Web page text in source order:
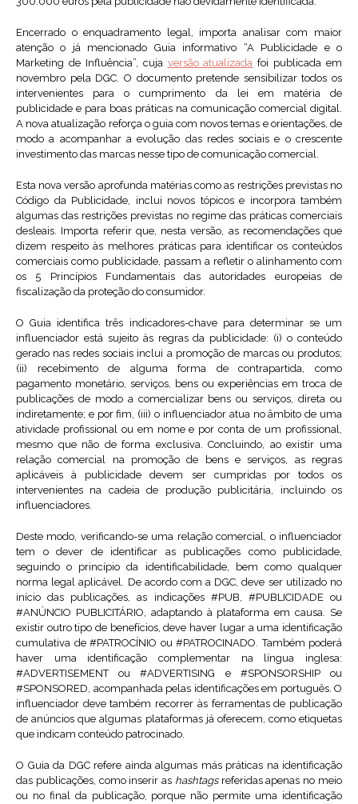
Encerrado o enquadramento legal, importa analisar com maior
atenção o já mencionado Guia informativo “A Publicidade e o
Marketing de Influência”, cuja versão atualizada foi publicada em
novembro pela DGC. O documento pretende sensibilizar todos os
intervenientes para o cumprimento da lei em matéria de
publicidade e para boas práticas na comunicação comercial digital.
A nova atualização reforça o guia com novos temas e orientações, de
modo a acompanhar a evolução das redes sociais e o crescente
investimento das marcas nesse tipo de comunicação comercial.
Esta nova versão aprofunda matérias como as restrições previstas no
Código da Publicidade, inclui novos tópicos e incorpora também
algumas das restrições previstas no regime das práticas comerciais
desleais. Importa referir que, nesta versão, as recomendações que
dizem respeito às melhores práticas para identificar os conteúdos
comerciais como publicidade, passam a refletir o alinhamento com
os 5 Princípios Fundamentais das autoridades europeias de
fiscalização da proteção do consumidor.
O Guia identifica três indicadores-chave para determinar se um
influenciador está sujeito às regras da publicidade: (i) o conteúdo
gerado nas redes sociais inclui a promoção de marcas ou produtos;
(ii) recebimento de alguma forma de contrapartida, como
pagamento monetário, serviços, bens ou experiências em troca de
publicações de modo a comercializar bens ou serviços, direta ou
indiretamente; e por fim, (iii) o influenciador atua no âmbito de uma
atividade profissional ou em nome e por conta de um profissional,
mesmo que não de forma exclusiva. Concluindo, ao existir uma
relação comercial na promoção de bens e serviços, as regras
aplicáveis à publicidade devem ser cumpridas por todos os
intervenientes na cadeia de produção publicitária, incluindo os
influenciadores.
Deste modo, verificando-se uma relação comercial, o influenciador
tem o dever de identificar as publicações como publicidade,
seguindo o princípio da identificabilidade, bem como qualquer
norma legal aplicável. De acordo com a DGC, deve ser utilizado no
início das publicações, as indicações #PUB, #PUBLICIDADE ou
#ANÚNCIO PUBLICITÁRIO, adaptando à plataforma em causa. Se
existir outro tipo de benefícios, deve haver lugar a uma identificação
cumulativa de #PATROCÍNIO ou #PATROCINADO. Também poderá
haver uma identificação complementar na língua inglesa:
#ADVERTISEMENT ou #ADVERTISING e #SPONSORSHIP ou
#SPONSORED, acompanhada pelas identificações em português. O
influenciador deve também recorrer às ferramentas de publicação
de anúncios que algumas plataformas já oferecem, como etiquetas
que indicam conteúdo patrocinado.
O Guia da DGC refere ainda algumas más práticas na identificação
das publicações, como inserir as hashtags referidas apenas no meio
ou no final da publicação, porque não permite uma identificação